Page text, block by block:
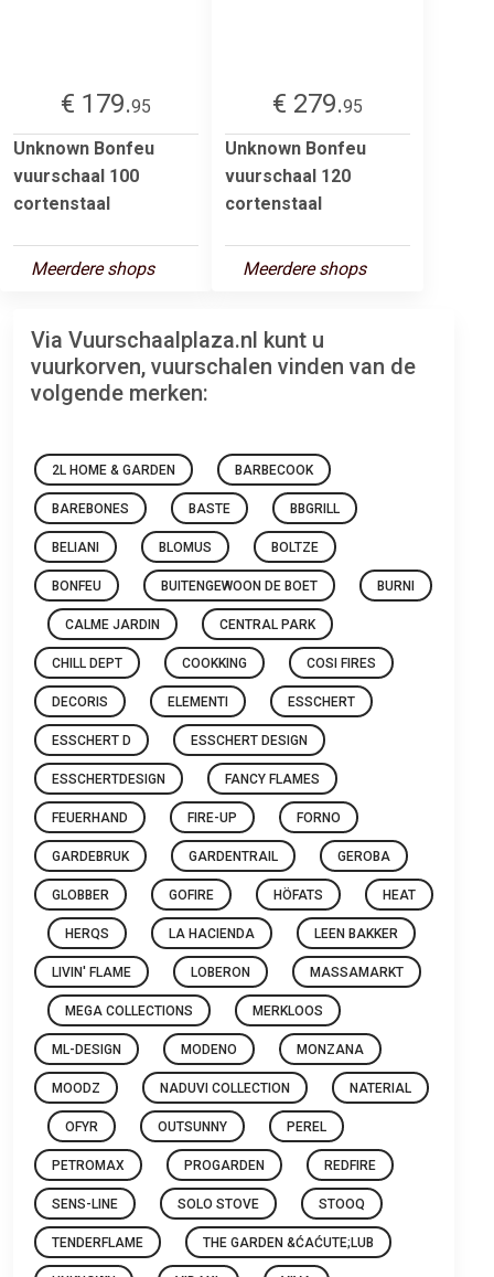
€ 179.95
Unknown Bonfeu
vuurschaal 100
cortenstaal
Meerdere shops
€ 279.95
Unknown Bonfeu
vuurschaal 120
cortenstaal
Meerdere shops
Via Vuurschaalplaza.nl kunt u
vuurkorven, vuurschalen vinden van de
volgende merken:
2L HOME & GARDEN BARBECOOK
BAREBONES BASTE BBGRILL
BELIANI BLOMUS BOLTZE
BONFEU BUITENGEWOON DE BOET BURNI
CALME JARDIN CENTRAL PARK
CHILL DEPT COOKKING COSI FIRES
DECORIS ELEMENTI ESSCHERT
ESSCHERT D ESSCHERT DESIGN
ESSCHERTDESIGN FANCY FLAMES
FEUERHAND FIRE-UP FORNO
GARDEBRUK GARDENTRAIL GEROBA
GLOBBER GOFIRE HÖFATS HEAT
HERQS LA HACIENDA LEEN BAKKER
LIVIN' FLAME LOBERON MASSAMARKT
MEGA COLLECTIONS MERKLOOS
ML-DESIGN MODENO MONZANA
MOODZ NADUVI COLLECTION NATERIAL
OFYR OUTSUNNY PEREL
PETROMAX PROGARDEN REDFIRE
SENS-LINE SOLO STOVE STOOQ
TENDERFLAME THE GARDEN &ĆAĆUTE;LUB